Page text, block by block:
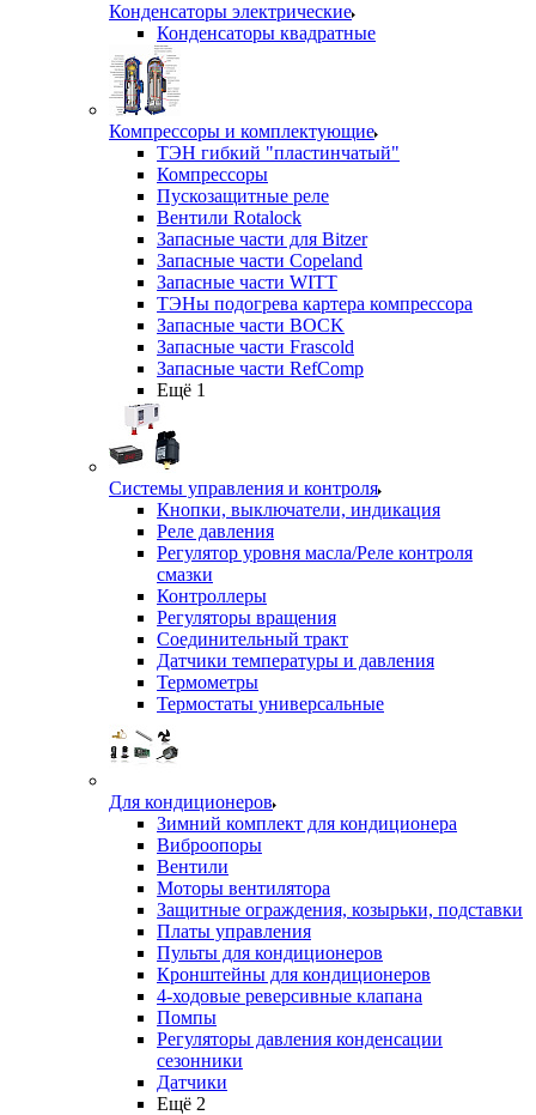
Конденсаторы электрические
Конденсаторы квадратные
Компрессоры и комплектующие
ТЭН гибкий "пластинчатый"
Компрессоры
Пускозащитные реле
Вентили Rotalock
Запасные части для Bitzer
Запасные части Copeland
Запасные части WITT
ТЭНы подогрева картера компрессора
Запасные части BOCK
Запасные части Frascold
Запасные части RefComp
Ещё 1
Системы управления и контроля
Кнопки, выключатели, индикация
Реле давления
Регулятор уровня масла/Реле контроля
смазки
Контроллеры
Регуляторы вращения
Соединительный тракт
Датчики температуры и давления
Термометры
Термостаты универсальные
Для кондиционеров
Зимний комплект для кондиционера
Виброопоры
Вентили
Моторы вентилятора
Защитные ограждения, козырьки, подставки
Платы управления
Пульты для кондиционеров
Кронштейны для кондиционеров
4-ходовые реверсивные клапана
Помпы
Регуляторы давления конденсации
сезонники
Датчики
Ещё 2